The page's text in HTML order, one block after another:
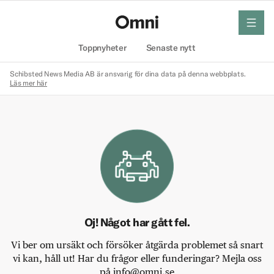
Toppnyheter Senaste nytt
meny
Schibsted News Media AB är ansvarig för dina data på denna webbplats.
Läs mer här
Oj! Något har gått fel.
Vi ber om ursäkt och försöker åtgärda problemet så snart
vi kan, håll ut! Har du frågor eller funderingar? Mejla oss